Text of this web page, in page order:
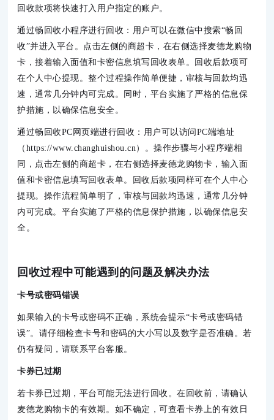
回收款项将快速打入用户指定的账户。
通过畅回收小程序进行回收：用户可以在微信中搜索“畅回
收”并进入平台。点击左侧的商超卡，在右侧选择麦德龙购物
卡，接着输入面值和卡密信息填写回收表单。回收后款项可
在个人中心提现。整个过程操作简单便捷，审核与回款均迅
速，通常几分钟内可完成。同时，平台实施了严格的信息保
护措施，以确保信息安全。
通过畅回收PC网页端进行回收：用户可以访问PC端地址
（https://www.changhuishou.cn）。操作步骤与小程序端相
同，点击左侧的商超卡，在右侧选择麦德龙购物卡，输入面
值和卡密信息填写回收表单。回收后款项同样可在个人中心
提现。操作流程简单明了，审核与回款均迅速，通常几分钟
内可完成。平台实施了严格的信息保护措施，以确保信息安
全。
回收过程中可能遇到的问题及解决办法
卡号或密码错误
如果输入的卡号或密码不正确，系统会提示“卡号或密码错
误”。请仔细检查卡号和密码的大小写以及数字是否准确。若
仍有疑问，请联系平台客服。
卡券已过期
若卡券已过期，平台可能无法进行回收。在回收前，请确认
麦德龙购物卡的有效期。如不确定，可查看卡券上的有效日